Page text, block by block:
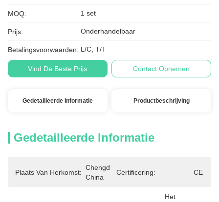
MOQ: 1 set
Prijs: Onderhandelbaar
Betalingsvoorwaarden: L/C, T/T
Vind De Beste Prijs Contact Opnemen
Gedetailleerde Informatie Productbeschrijving
Gedetailleerde Informatie
Plaats Van Herkomst:
Chengdu,
China
Certificering: CE
Het